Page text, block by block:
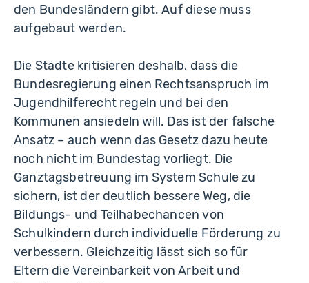
den Bundesländern gibt. Auf diese muss
aufgebaut werden.
Die Städte kritisieren deshalb, dass die
Bundesregierung einen Rechtsanspruch im
Jugendhilferecht regeln und bei den
Kommunen ansiedeln will. Das ist der falsche
Ansatz – auch wenn das Gesetz dazu heute
noch nicht im Bundestag vorliegt. Die
Ganztagsbetreuung im System Schule zu
sichern, ist der deutlich bessere Weg, die
Bildungs- und Teilhabechancen von
Schulkindern durch individuelle Förderung zu
verbessern. Gleichzeitig lässt sich so für
Eltern die Vereinbarkeit von Arbeit und